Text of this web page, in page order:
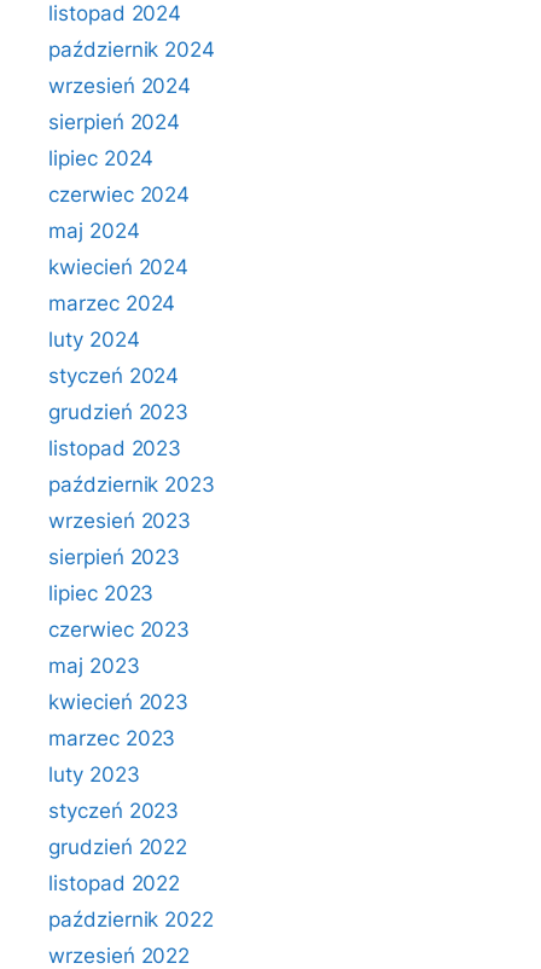
listopad 2024
październik 2024
wrzesień 2024
sierpień 2024
lipiec 2024
czerwiec 2024
maj 2024
kwiecień 2024
marzec 2024
luty 2024
styczeń 2024
grudzień 2023
listopad 2023
październik 2023
wrzesień 2023
sierpień 2023
lipiec 2023
czerwiec 2023
maj 2023
kwiecień 2023
marzec 2023
luty 2023
styczeń 2023
grudzień 2022
listopad 2022
październik 2022
wrzesień 2022